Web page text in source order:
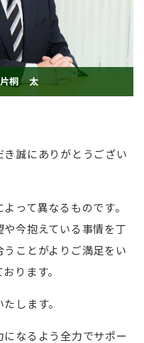
誠にありがとうござい
って異なるものです。
今抱えている事情を丁
ことがよりご満足をい
ります。
します。
なるよう全力でサポー
片桐 太